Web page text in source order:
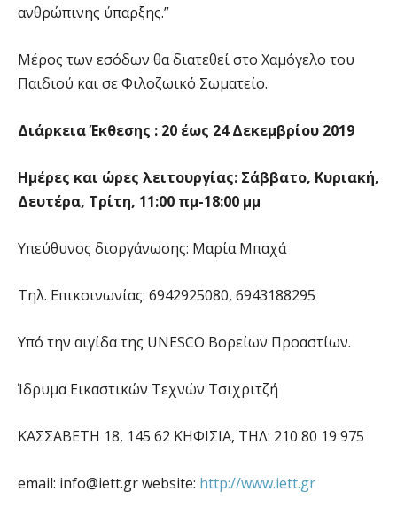
ανθρώπινης ύπαρξης.”
Μέρος των εσόδων θα διατεθεί στο Χαμόγελο του
Παιδιού και σε Φιλοζωικό Σωματείο.
Διάρκεια Έκθεσης : 20 έως 24 Δεκεμβρίου 2019
Ημέρες και ώρες λειτουργίας: Σάββατο, Κυριακή,
Δευτέρα, Τρίτη, 11:00 πμ-18:00 μμ
Υπεύθυνος διοργάνωσης: Μαρία Μπαχά
Τηλ. Επικοινωνίας: 6942925080, 6943188295
Υπό την αιγίδα της UNESCO Βορείων Προαστίων.
Ίδρυμα Εικαστικών Τεχνών Τσιχριτζή
ΚΑΣΣΑΒΕΤΗ 18, 145 62 ΚΗΦΙΣΙΑ, ΤΗΛ: 210 80 19 975
email: info@iett.grwebsite: http://www.iett.gr